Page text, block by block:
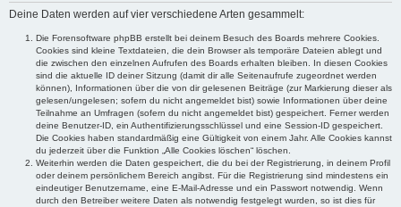
Deine Daten werden auf vier verschiedene Arten gesammelt:
Die Forensoftware phpBB erstellt bei deinem Besuch des Boards mehrere Cookies.
Cookies sind kleine Textdateien, die dein Browser als temporäre Dateien ablegt und
die zwischen den einzelnen Aufrufen des Boards erhalten bleiben. In diesen Cookies
sind die aktuelle ID deiner Sitzung (damit dir alle Seitenaufrufe zugeordnet werden
können), Informationen über die von dir gelesenen Beiträge (zur Markierung dieser als
gelesen/ungelesen; sofern du nicht angemeldet bist) sowie Informationen über deine
Teilnahme an Umfragen (sofern du nicht angemeldet bist) gespeichert. Ferner werden
deine Benutzer-ID, ein Authentifizierungsschlüssel und eine Session-ID gespeichert.
Die Cookies haben standardmäßig eine Gültigkeit von einem Jahr. Alle Cookies kannst
du jederzeit über die Funktion „Alle Cookies löschen“ löschen.
Weiterhin werden die Daten gespeichert, die du bei der Registrierung, in deinem Profil
oder deinem persönlichem Bereich angibst. Für die Registrierung sind mindestens ein
eindeutiger Benutzername, eine E-Mail-Adresse und ein Passwort notwendig. Wenn
durch den Betreiber weitere Daten als notwendig festgelegt wurden, so ist dies für